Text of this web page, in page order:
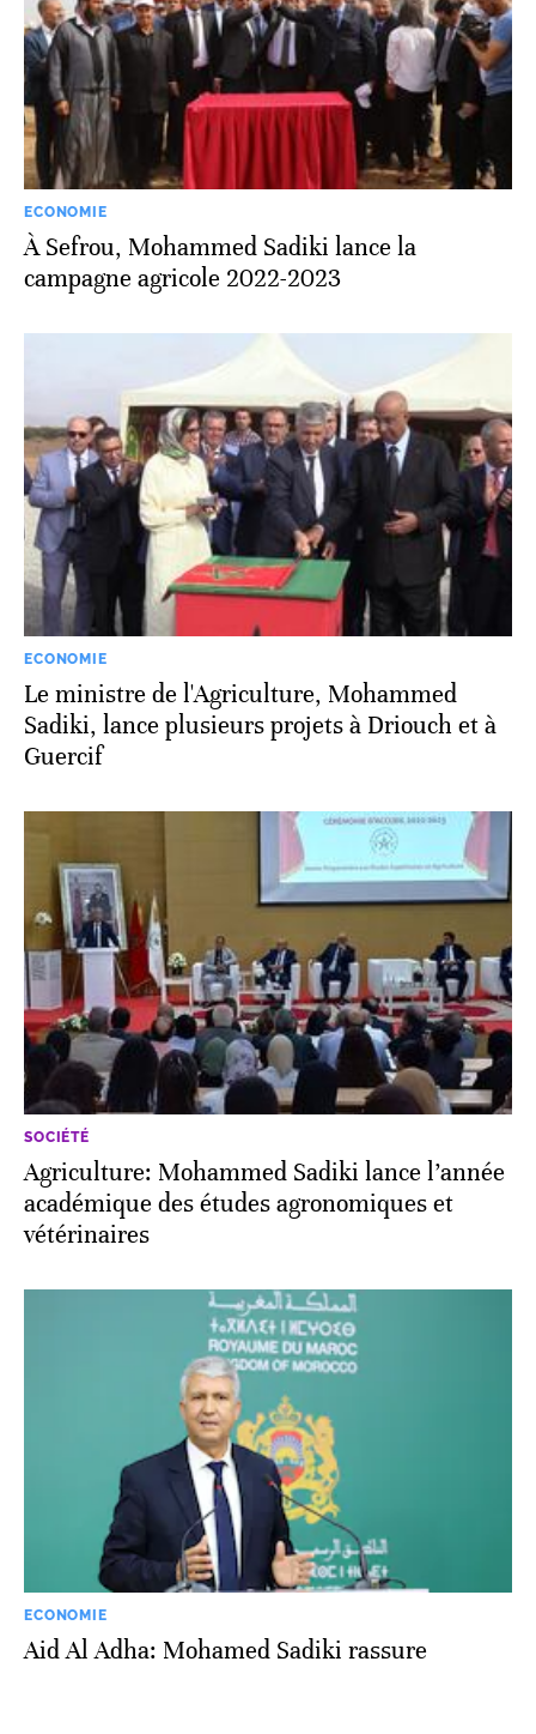
ECONOMIE
À Sefrou, Mohammed Sadiki lance la
campagne agricole 2022-2023
ECONOMIE
Le ministre de l'Agriculture, Mohammed
Sadiki, lance plusieurs projets à Driouch et à
Guercif
SOCIÉTÉ
Agriculture: Mohammed Sadiki lance l’année
académique des études agronomiques et
vétérinaires
ECONOMIE
Aid Al Adha: Mohamed Sadiki rassure